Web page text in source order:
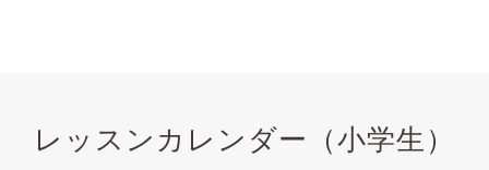
レッスンカレンダー（小学生）